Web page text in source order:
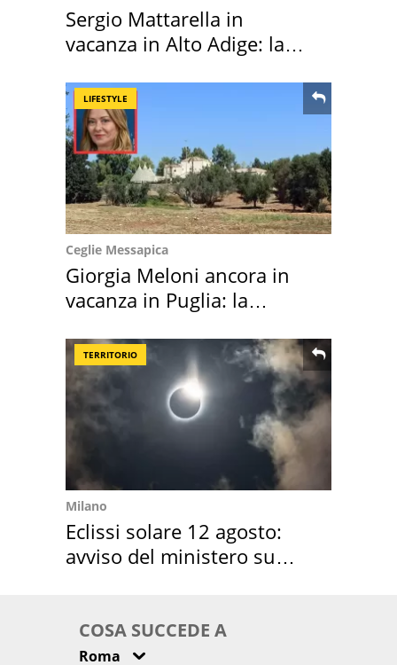
Sergio Mattarella in
vacanza in Alto Adige: la
LIFESTYLE
Ceglie Messapica
Giorgia Meloni ancora in
vacanza in Puglia: la
TERRITORIO
Milano
Eclissi solare 12 agosto:
avviso del ministero su